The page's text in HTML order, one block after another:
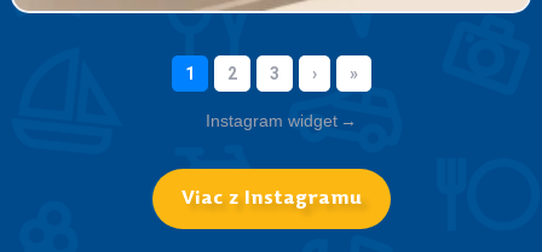
Instagram widget →
Viac z Instagramu